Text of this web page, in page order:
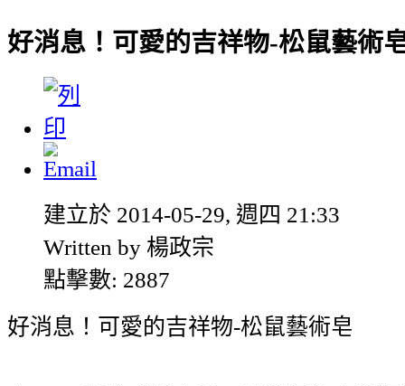
好消息！可愛的吉祥物-松鼠藝術
建立於 2014-05-29, 週四 21:33
Written by 楊政宗
點擊數: 2887
好消息！可愛的吉祥物-松鼠藝術皂